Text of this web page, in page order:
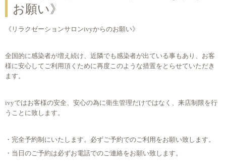
お願い》
《リラクゼーションサロンivyからのお願い》
全国的に感染者が増え続け、近隣でも感染者が出ている事もあり、お客
様に安心してご利用頂くために再度このような措置をとらせていただき
ます。
ivyではお客様の安全、安心の為に衛生管理だけではなく、来店制限を行
うことに致します。
・完全予約制にいたします。必ずご予約でのご利用をお願い致します。
・当日のご予約は必ずお電話でのご連絡をお願い致します。